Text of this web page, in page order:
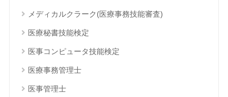
メディカルクラーク(医療事務技能審査)
医療秘書技能検定
医事コンピュータ技能検定
医療事務管理士
医事管理士